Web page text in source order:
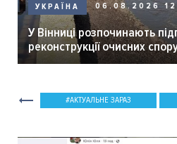
УКРАЇНА 06.08.2026
У Вінниці розпочинають
реконструкції очисних
мер Вінниці.
АКТУАЛЬНЕ ЗАРАЗ